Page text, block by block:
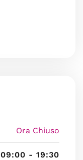
Ora Chiuso
09:00 - 19:30